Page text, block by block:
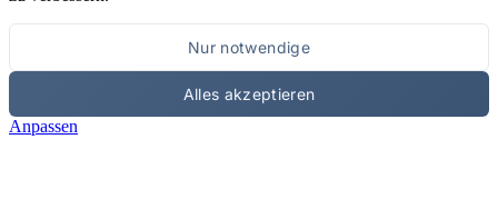
Nur notwendige
Alles akzeptieren
Anpassen